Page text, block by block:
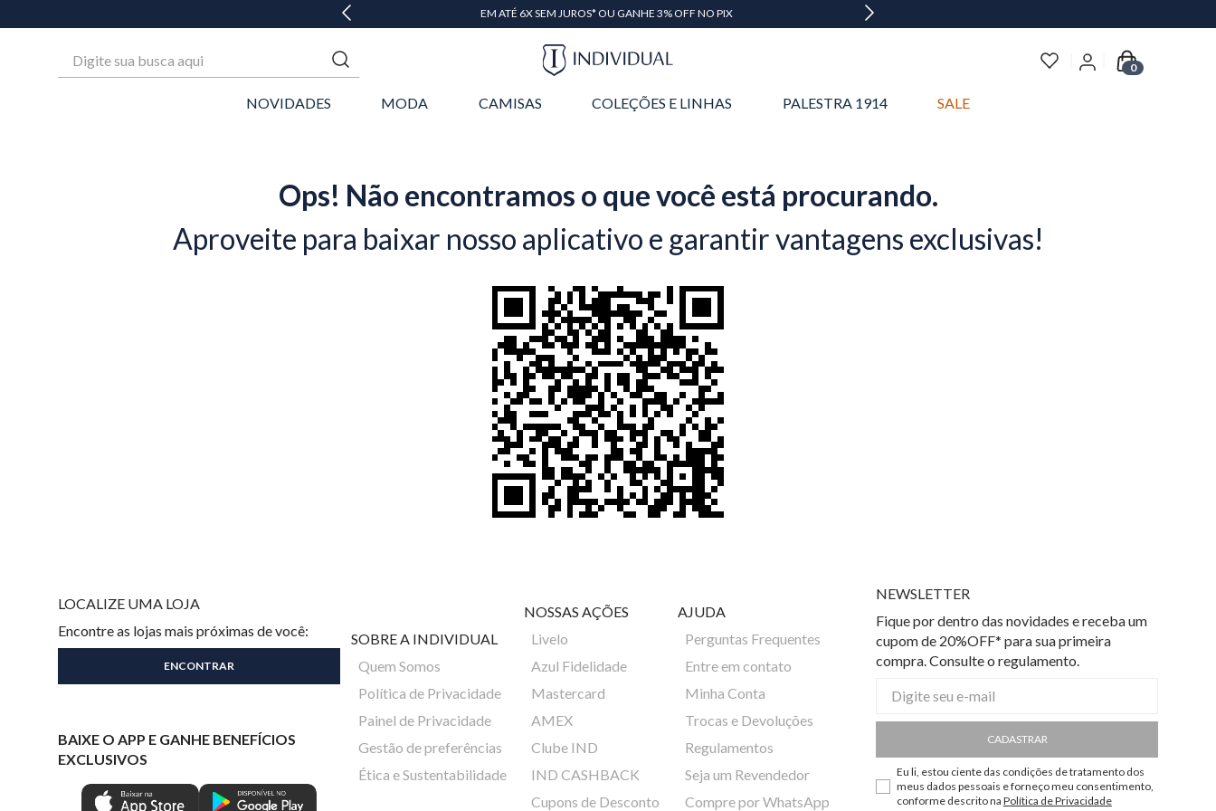
EM ATÉ 6X SEM JUROS* OU GANHE 3% OFF NO PIX
0
NOVIDADES MODA CAMISAS COLEÇÕES E LINHAS PALESTRA 1914 SALE
Ops! Não encontramos o que você está procurando.
Aproveite para baixar nosso aplicativo e garantir vantagens exclusivas!
LOCALIZE UMA LOJA
Encontre as lojas mais próximas de você:
BAIXE O APP E GANHE BENEFÍCIOS
EXCLUSIVOS
SOBRE A INDIVIDUAL
Quem Somos
Política de Privacidade
Painel de Privacidade
Gestão de preferências
Ética e Sustentabilidade
NOSSAS AÇÕES
Livelo
Azul Fidelidade
Mastercard
AMEX
Clube IND
IND CASHBACK
Cupons de Desconto
AJUDA
Perguntas Frequentes
Entre em contato
Minha Conta
Trocas e Devoluções
Regulamentos
Seja um Revendedor
Compre por WhatsApp
NEWSLETTER
Fique por dentro das novidades e receba um
cupom de 20%OFF* para sua primeira
compra. Consulte o regulamento.
CADASTRAR
Eu li, estou ciente das condições de tratamento dos
meus dados pessoais e forneço meu consentimento,
conforme descrito na Política de Privacidade